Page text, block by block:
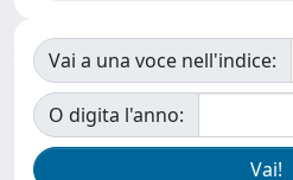
Vai a una voce nell'indice:
O digita l'anno: